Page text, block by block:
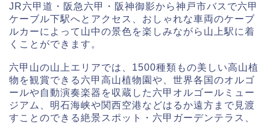
JR六甲道・阪急六甲・阪神御影から神戸市バスで六甲
ケーブル下駅へとアクセス、おしゃれな車両のケーブ
ルカーによって山中の景色を楽しみながら山上駅に着
くことができます。
六甲山の山上エリアでは、1500種類もの美しい高山植
物を観賞できる六甲高山植物園や、世界各国のオルゴ
ールや自動演奏楽器を収蔵した六甲オルゴールミュー
ジアム、明石海峡や関西空港などはるか遠方まで見渡
すことのできる絶景スポット・六甲ガーデンテラス、